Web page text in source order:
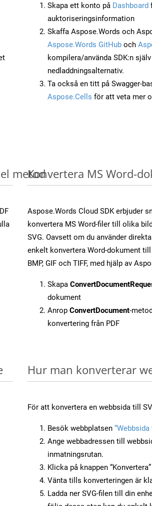
Skapa ett konto på Dashboard
auktoriseringsinformation
Skaffa Aspose.Words och
Aspose.Words GitHub och
kompilera/använda SDK:n
nedladdningsalternativ.
Ta också en titt på Swagger-
Aspose.Cells för att veta mer
metod
Konvertera MS Word-
Aspose.Words Cloud SDK erbjuder
konvertera MS Word-filer till olika
SVG. Oavsett om du använder
enkelt konvertera Word-dokument
BMP, GIF och TIFF, med hjälp av
Skapa
dokument
Anrop ConvertDocument-
konvertering från PDF
Hur man konverterar
För att konvertera en webbsida till
Besök webbplatsen “Webbsida
Ange webbadressen till
inmatningsrutan.
Klicka på knappen
Vänta tills konverteringen är
Ladda ner SVG-filen till din